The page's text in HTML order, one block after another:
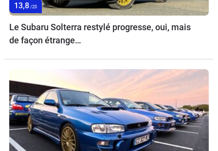
13,8 /20
Le Subaru Solterra restylé progresse, oui, mais
de façon étrange…